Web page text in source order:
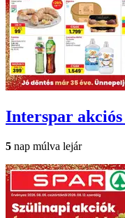
Interspar
5 nap múlva lejár